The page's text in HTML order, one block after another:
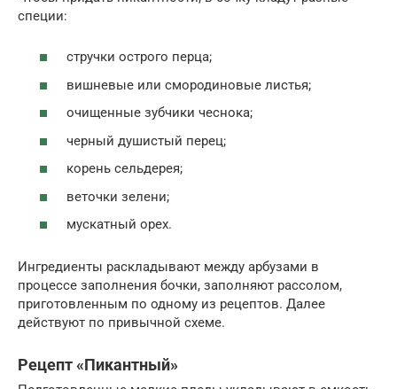
специи:
стручки острого перца;
вишневые или смородиновые листья;
очищенные зубчики чеснока;
черный душистый перец;
корень сельдерея;
веточки зелени;
мускатный орех.
Ингредиенты раскладывают между арбузами в
процессе заполнения бочки, заполняют рассолом,
приготовленным по одному из рецептов. Далее
действуют по привычной схеме.
Рецепт «Пикантный»